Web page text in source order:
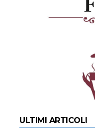
ULTIMI ARTICOLI